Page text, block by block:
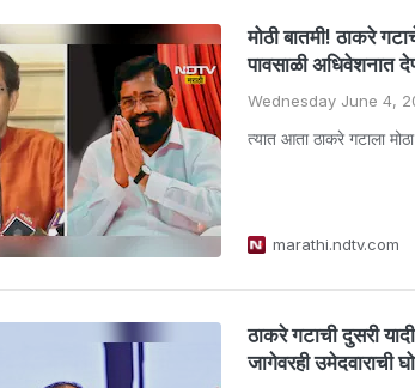
मोठी बातमी! ठाकरे
पावसाळी अधिवेशनात
Wednesday June 4,
त्यात आता ठाकरे गटाला
marathi.ndtv.com
ठाकरे गटाची दुसरी
जागेवरही उमेदवाराची